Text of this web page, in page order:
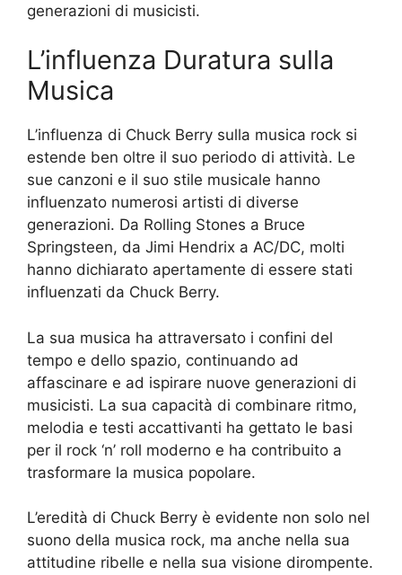
generazioni di musicisti.
L’influenza Duratura sulla
Musica
L’influenza di Chuck Berry sulla musica rock si
estende ben oltre il suo periodo di attività. Le
sue canzoni e il suo stile musicale hanno
influenzato numerosi artisti di diverse
generazioni. Da Rolling Stones a Bruce
Springsteen, da Jimi Hendrix a AC/DC, molti
hanno dichiarato apertamente di essere stati
influenzati da Chuck Berry.
La sua musica ha attraversato i confini del
tempo e dello spazio, continuando ad
affascinare e ad ispirare nuove generazioni di
musicisti. La sua capacità di combinare ritmo,
melodia e testi accattivanti ha gettato le basi
per il rock ‘n’ roll moderno e ha contribuito a
trasformare la musica popolare.
L’eredità di Chuck Berry è evidente non solo nel
suono della musica rock, ma anche nella sua
attitudine ribelle e nella sua visione dirompente.